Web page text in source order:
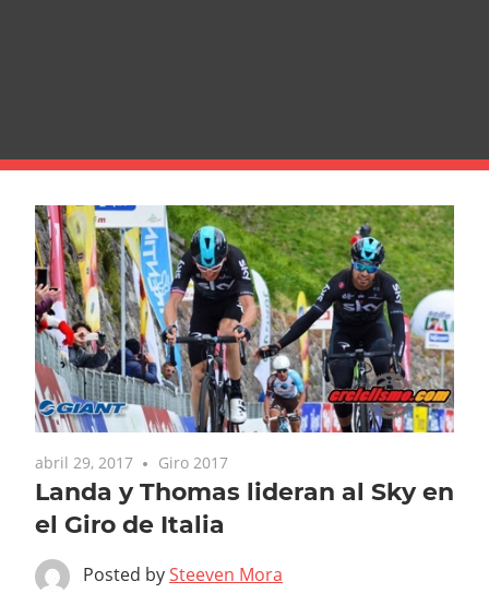
abril 29, 2017 Giro 2017
Landa y Thomas lideran al Sky en
el Giro de Italia
Posted bySteeven Mora